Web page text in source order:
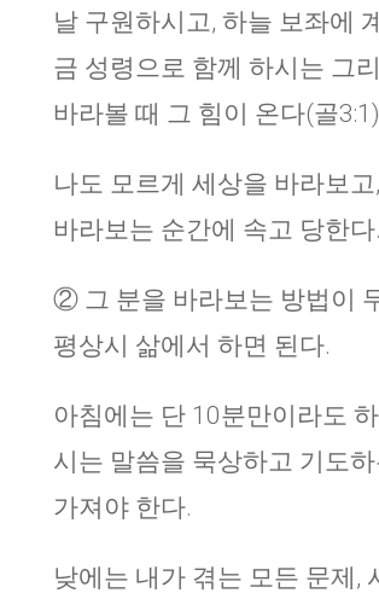
날 구원하시고, 하늘 보좌에
금 성령으로 함께 하시는 그
바라볼 때 그 힘이 온다(골3:1)
나도 모르게 세상을 바라보
바라보는 순간에 속고 당한다.
② 그 분을 바라보는 방법이
평상시 삶에서 하면 된다.
아침에는 단 10분만이라도
시는 말씀을 묵상하고 기도
가져야 한다.
낮에는 내가 겪는 모든 문제,